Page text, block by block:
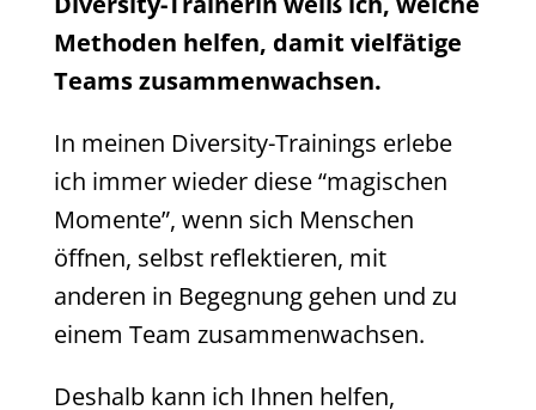
Methoden helfen, damit vielfätige
Teams zusammenwachsen.
In meinen Diversity-Trainings erlebe
ich immer wieder diese “magischen
Momente”, wenn sich Menschen
öffnen, selbst reflektieren, mit
anderen in Begegnung gehen und zu
einem Team zusammenwachsen.
Deshalb kann ich Ihnen helfen,